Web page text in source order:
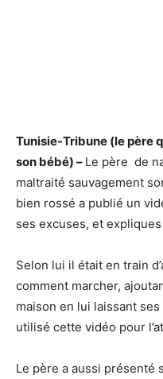
Tunisie-Tribune (le père
son bébé) – Le père de
maltraité sauvagement
bien rossé a publié un
ses excuses, et
Selon lui il était en train
comment marcher,
maison en lui laissant
utilisé cette vidéo pour
Le père a aussi présenté